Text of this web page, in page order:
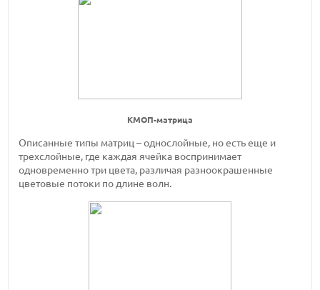
КМОП-матрица
Описанные типы матриц – однослойные, но есть еще и
трехслойные, где каждая ячейка воспринимает
одновременно три цвета, различая разноокрашенные
цветовые потоки по длине волн.